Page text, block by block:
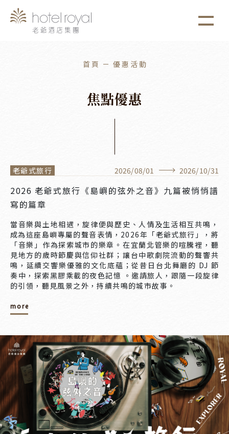
首頁 優惠活動
焦點優惠
老爺式旅行 2026/08/01 2026/10/31
2026 老爺式旅行《島嶼的弦外之音》九篇被悄悄譜
寫的篇章
當音樂與土地相遇，旋律便與歷史、人情及生活相互共鳴，
成為這座島嶼專屬的聲音表情，2026年「老爺式旅行」，將
「音樂」作為探索城市的樂章。在宜蘭北管樂的喧騰裡，聽
見地方的歲時節慶與信仰社群；讓台中歌劇院流動的聲響共
鳴，延續交響樂優雅的文化底蘊；從昔日台北舞廳的 DJ 節
奏中，探索黑膠乘載的夜色記憶 。邀請旅人，跟隨一段旋律
的引領，聽見風景之外，持續共鳴的城市故事。
more